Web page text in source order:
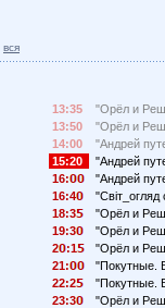
вся
13:35
"Орёл и
13:50
"Орёл и
14:00
"Андрей
15:20
"Андрей
16:
"Андрей
16:4
18:3
"Орёл и
19:3
"Орёл и
2
:1
"Орёл и
21:
"Покутные.
22:2
"Покутные.
23:3
"Орёл и